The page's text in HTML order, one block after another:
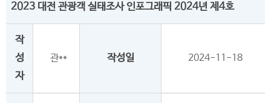
2023 대전 관광객 실태조사 인포그래픽 2024년 제4호
작
성
자
관** 작성일 2024-11-18